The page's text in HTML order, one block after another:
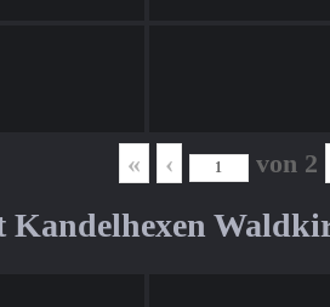
« ‹ von 2
Kandelhexen